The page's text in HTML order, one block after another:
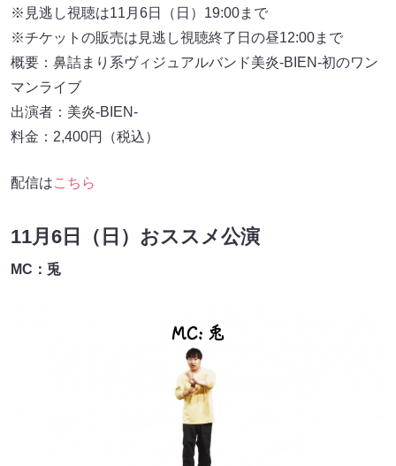
※見逃し視聴は11月6日（日）19:00まで
※チケットの販売は⾒逃し視聴終了⽇の昼12:00まで
概要：⿐詰まり系ヴィジュアルバンド美炎-BIEN-初のワン
マンライブ
出演者：美炎-BIEN-
料金：2,400円（税込）
配信はこちら
11月6日（日）おススメ公演
MC：兎